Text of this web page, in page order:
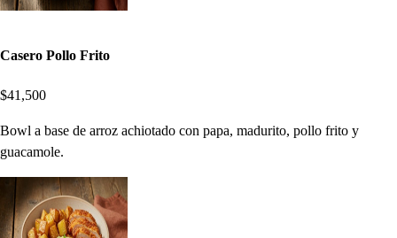
Casero Pollo Frito
$41,500
Bowl a base de arroz achiotado con papa, madurito, pollo frito y
guacamole.